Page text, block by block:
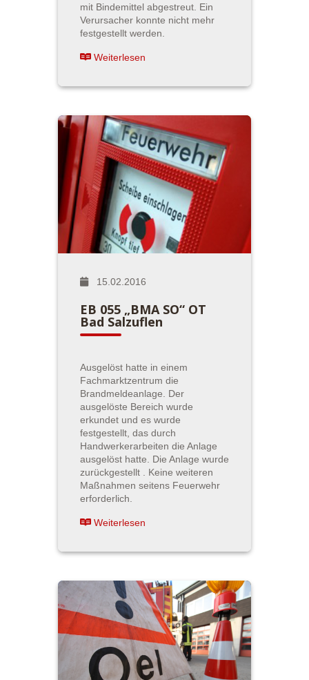
mit Bindemittel abgestreut. Ein
Verursacher konnte nicht mehr
festgestellt werden.
Weiterlesen
15.02.2016
EB 055 „BMA SO“ OT
Bad Salzuflen
Ausgelöst hatte in einem
Fachmarktzentrum die
Brandmeldeanlage. Der
ausgelöste Bereich wurde
erkundet und es wurde
festgestellt, das durch
Handwerkerarbeiten die Anlage
ausgelöst hatte. Die Anlage wurde
zurückgestellt . Keine weiteren
Maßnahmen seitens Feuerwehr
erforderlich.
Weiterlesen